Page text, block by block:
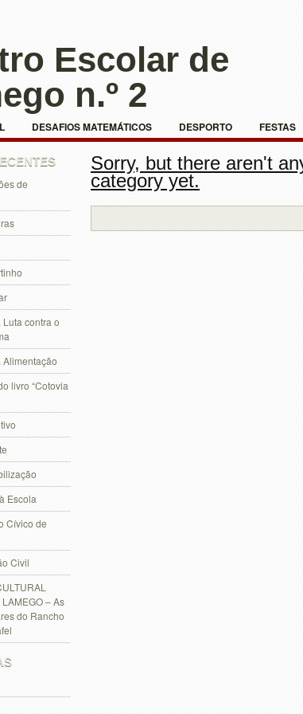
Escolar de
n.º 2
DESAFIOS MATEMÁTICOS DESPORTO FESTAS
– CIÊNCIAS
de
contra o
livro “Cotovia
Escola
Cívico de
Civil
– As
do Rancho
Sorry, but there aren't
category yet.